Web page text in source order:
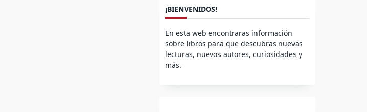
¡BIENVENIDOS!
En esta web encontraras información
sobre libros para que descubras nuevas
lecturas, nuevos autores, curiosidades y
más.